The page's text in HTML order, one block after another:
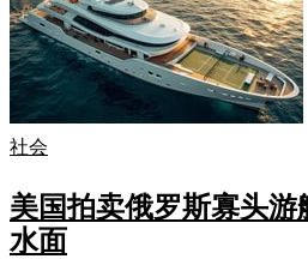
社会
美国拍卖俄罗斯寡头游
水面